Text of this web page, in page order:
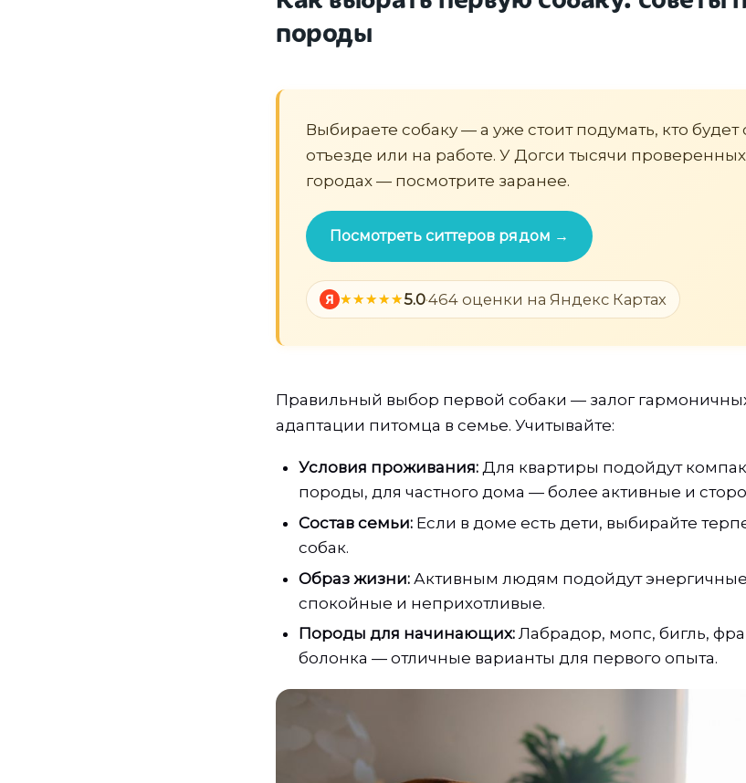
породы
Выбираете собаку — а уже стоит подумать, кто будет
отъезде или на работе. У Догси тысячи
городах — посмотрите заранее.
Посмотреть ситтеров рядом →
Я 5.0·464 оценки на Яндекс Картах
Правильный выбор первой собаки — залог
адаптации питомца в семье. Учитывайте:
Условия проживания: Для квартиры подойдут
породы, для частного дома — более активные и
Состав семьи: Если в доме есть дети, выбирайте
собак.
Образ жизни: Активным людям подойдут
спокойные и неприхотливые.
Породы для начинающих:Лабрадор, мопс, бигль,
болонка — отличные варианты для первого опыта.